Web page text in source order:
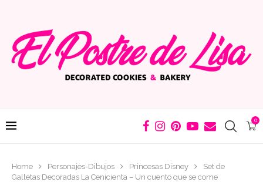
0
Home Personajes-Dibujos Princesas Disney
Set de
Galletas Decoradas La Cenicienta – Un cuento que se come